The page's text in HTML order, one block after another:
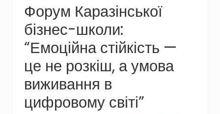
Форум Каразінської
бізнес-школи:
“Емоційна стійкість —
це не розкіш, а умова
виживання в
цифровому світі”